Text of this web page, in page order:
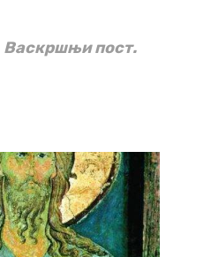
Васкршњи пост.